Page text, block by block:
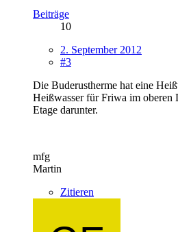
Beiträge
10
2. September 2012
#3
Die Buderustherme hat eine
Heißwasser für Friwa im oberen
Etage darunter.
mfg
Martin
Zitieren